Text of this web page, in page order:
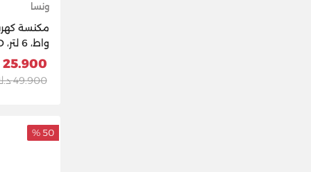
ونسا
أحمر
25.900 د.ك
49.900 د.ك
50 %